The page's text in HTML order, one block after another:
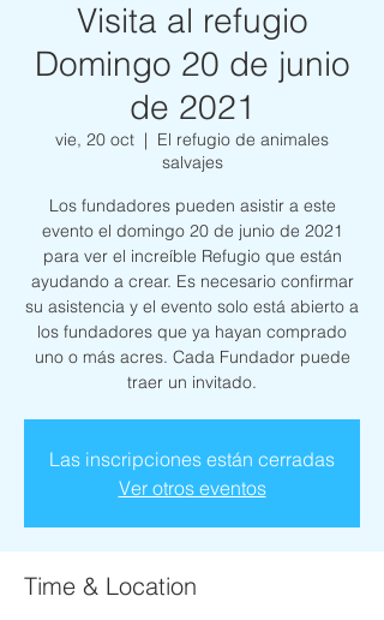
Visita al refugio
Domingo 20 de junio
de 2021
vie, 20 oct
  |
El refugio de animales
salvajes
Los fundadores pueden asistir a este
evento el domingo 20 de junio de 2021
para ver el increíble Refugio que están
ayudando a crear. Es necesario confirmar
su asistencia y el evento solo está abierto a
los fundadores que ya hayan comprado
uno o más acres. Cada Fundador puede
traer un invitado.
Las inscripciones están cerradas
Ver otros eventos
Time & Location